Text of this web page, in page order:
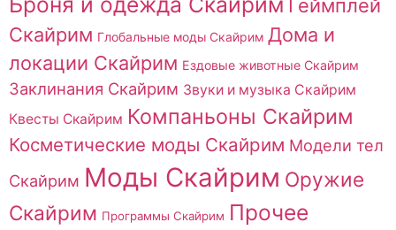
Геймплей
Скайрим Глобальные моды Скайрим Дома и
локации Скайрим Ездовые животные Скайрим
Заклинания Скайрим Звуки и музыка Скайрим
Квесты Скайрим Компаньоны Скайрим
Косметические моды Скайрим Модели тел
Скайрим Моды Скайрим Оружие
Скайрим Программы Скайрим Прочее